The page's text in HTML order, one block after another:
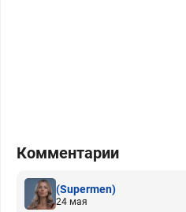
Комментарии
(Supermen)
24 мая